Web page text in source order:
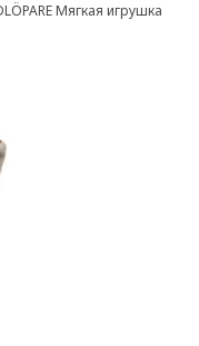
Мягкая игрушка